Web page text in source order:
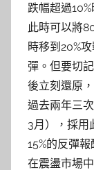
跌幅超過
此時可以將
時移到20%
彈。但要切
後立刻還原
過去兩年三
3月），採用
15%的反彈
在震盪市場